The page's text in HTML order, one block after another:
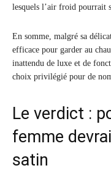
lesquels l’air froid pourrait
En somme, malgré sa
efficace pour garder au
inattendu de luxe et de
choix privilégié pour de
Le verdict :
femme
satin